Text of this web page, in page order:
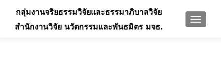
กลุ่มงานจริยธรรมวิจัยและธรรมาภิบาลวิจัย
สำนักงานวิจัย นวัตกรรมและพันธมิตร มจธ.